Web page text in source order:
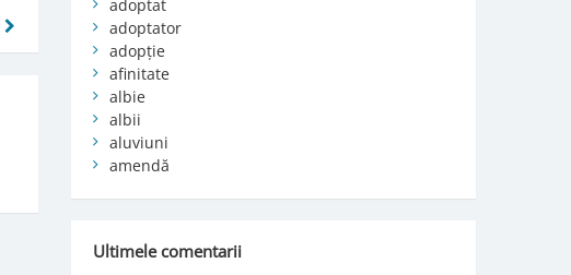
adoptat
adoptator
adopție
afinitate
albie
albii
aluviuni
amendă
Ultimele comentarii